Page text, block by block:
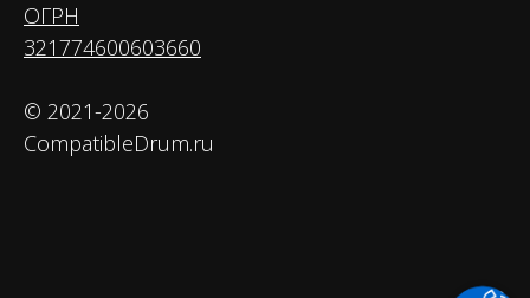
ОГРН
321774600603660
© 2021-2026
CompatibleDrum.ru